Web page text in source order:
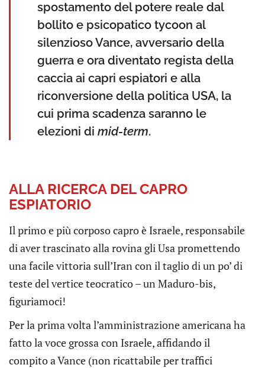
spostamento del potere reale dal
bollito e psicopatico tycoon al
silenzioso Vance, avversario della
guerra e ora diventato regista della
caccia ai capri espiatori e alla
riconversione della politica USA, la
cui prima scadenza saranno le
elezioni di mid-term.
ALLA RICERCA DEL CAPRO
ESPIATORIO
Il primo e più corposo capro è Israele, responsabile
di aver trascinato alla rovina gli Usa promettendo
una facile vittoria sull’Iran con il taglio di un po’ di
teste del vertice teocratico – un Maduro-bis,
figuriamoci!
Per la prima volta l’amministrazione americana ha
fatto la voce grossa con Israele, affidando il
compito a Vance (non ricattabile per traffici